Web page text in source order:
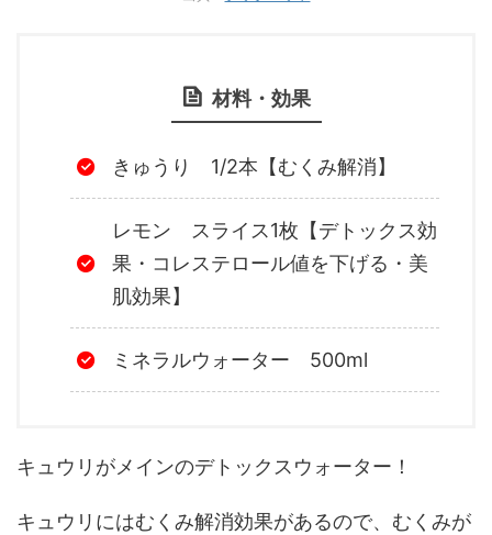
材料・効果
きゅうり 1/2本【むくみ解消】
レモン スライス1枚【デトックス効
果・コレステロール値を下げる・美
肌効果】
ミネラルウォーター 500ml
キュウリがメインのデトックスウォーター！
キュウリにはむくみ解消効果があるので、むくみが